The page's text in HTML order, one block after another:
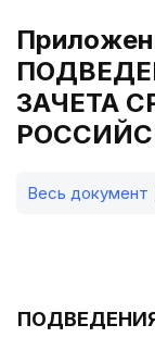
ЗАЧЕТА
Весь документ